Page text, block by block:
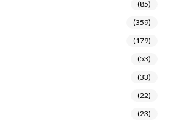
(85)
(359)
(179)
(53)
(33)
(22)
(23)